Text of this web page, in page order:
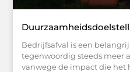
Bedrijfsafval is een
tegenwoordig steeds meer
vanwege de impact die het